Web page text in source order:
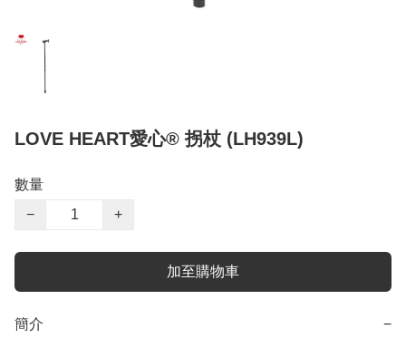
LOVE HEART愛心® 拐杖 (LH939L)
數量
−
+
加至購物車
簡介 −